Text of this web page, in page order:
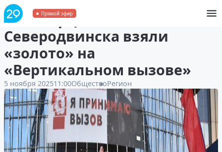
Прямой эфир
Огнеборцы из
Северодвинска взяли
«золото» на
«Вертикальном вызове»
5 ноября 202511:00ОбществоРегион